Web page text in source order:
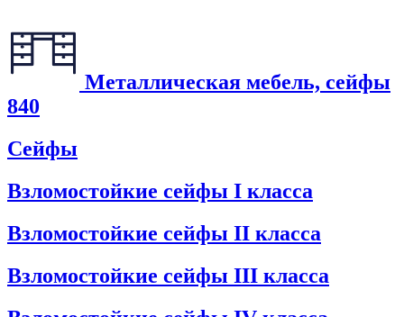
Металлическая мебель, сейфы
840
Сейфы
Взломостойкие сейфы I класса
Взломостойкие сейфы II класса
Взломостойкие сейфы III класса